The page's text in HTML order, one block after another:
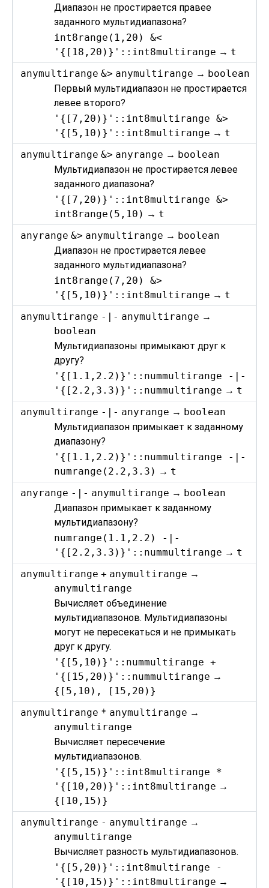
Диапазон не простирается правее
заданного мультидиапазона?
int8range(1,20) &<
'{[18,20)}'::int8multirange → t
anymultirange &> anymultirange → boolean
Первый мультидиапазон не простирается
левее второго?
'{[7,20)}'::int8multirange &>
'{[5,10)}'::int8multirange → t
anymultirange &> anyrange → boolean
Мультидиапазон не простирается левее
заданного диапазона?
'{[7,20)}'::int8multirange &>
int8range(5,10) → t
anyrange &> anymultirange → boolean
Диапазон не простирается левее
заданного мультидиапазона?
int8range(7,20) &>
'{[5,10)}'::int8multirange → t
anymultirange -|- anymultirange →
boolean
Мультидиапазоны примыкают друг к
другу?
'{[1.1,2.2)}'::nummultirange -|-
'{[2.2,3.3)}'::nummultirange → t
anymultirange -|- anyrange → boolean
Мультидиапазон примыкает к заданному
диапазону?
'{[1.1,2.2)}'::nummultirange -|-
numrange(2.2,3.3) → t
anyrange -|- anymultirange → boolean
Диапазон примыкает к заданному
мультидиапазону?
numrange(1.1,2.2) -|-
'{[2.2,3.3)}'::nummultirange → t
anymultirange + anymultirange →
anymultirange
Вычисляет объединение
мультидиапазонов. Мультидиапазоны
могут не пересекаться и не примыкать
друг к другу.
'{[5,10)}'::nummultirange +
'{[15,20)}'::nummultirange →
{[5,10), [15,20)}
anymultirange * anymultirange →
anymultirange
Вычисляет пересечение
мультидиапазонов.
'{[5,15)}'::int8multirange *
'{[10,20)}'::int8multirange →
{[10,15)}
anymultirange - anymultirange →
anymultirange
Вычисляет разность мультидиапазонов.
'{[5,20)}'::int8multirange -
'{[10,15)}'::int8multirange →